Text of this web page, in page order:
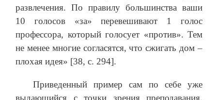
развлечения. По правилу большинства ваши
10 голосов «за» перевешивают 1 голос
профессора, который голосует «против». Тем
не менее многие согласятся, что сжигать дом –
плохая идея» [38, с. 294].
Приведенный пример сам по себе уже
выдающийся с точки зрения преподавания.